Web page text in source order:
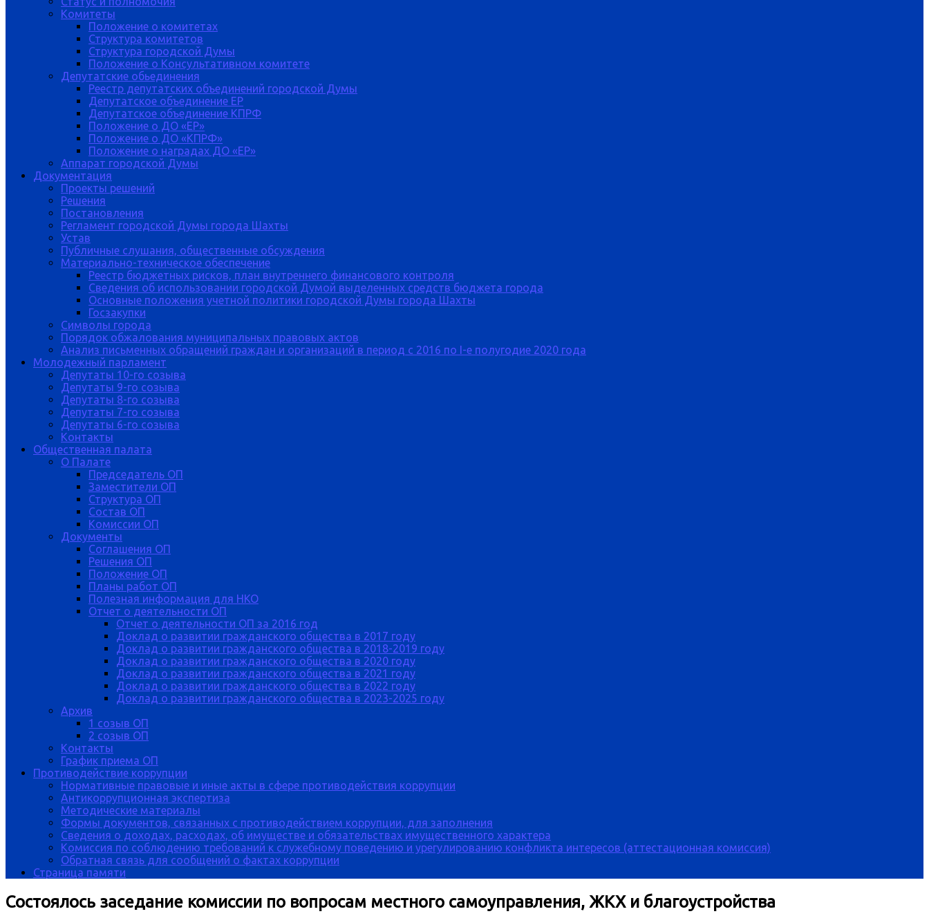
Комитеты
Положение о комитетах
Структура комитетов
Структура городской Думы
Положение о Консультативном комитете
Депутатские обьединения
Реестр депутатских объединений городской Думы
Депутатское объединение ЕР
Депутатское объединение КПРФ
Положение о ДО «ЕР»
Положение о ДО «КПРФ»
Положение о наградах ДО «ЕР»
Аппарат городской Думы
Документация
Проекты решений
Решения
Постановления
Регламент городской Думы города Шахты
Устав
Публичные слушания, общественные обсуждения
Материально-техническое обеспечение
Реестр бюджетных рисков, план внутреннего финансового контроля
Сведения об использовании городской Думой выделенных средств бюджета города
Основные положения учетной политики городской Думы города Шахты
Госзакупки
Символы города
Порядок обжалования муниципальных правовых актов
Анализ письменных обращений граждан и организаций в период с 2016 по I-е полугодие 2020 года
Молодежный парламент
Депутаты 10-го созыва
Депутаты 9-го созыва
Депутаты 8-го созыва
Депутаты 7-го созыва
Депутаты 6-го созыва
Контакты
Общественная палата
О Палате
Председатель ОП
Заместители ОП
Структура ОП
Состав ОП
Комиссии ОП
Документы
Соглашения ОП
Решения ОП
Положение ОП
Планы работ ОП
Полезная информация для НКО
Отчет о деятельности ОП
Отчет о деятельности ОП за 2016 год
Доклад о развитии гражданского общества в 2017 году
Доклад о развитии гражданского общества в 2018-2019 году
Доклад о развитии гражданского общества в 2020 году
Доклад о развитии гражданского общества в 2021 году
Доклад о развитии гражданского общества в 2022 году
Доклад о развитии гражданского общества в 2023-2025 году
Архив
1 созыв ОП
2 созыв ОП
Контакты
График приема ОП
Противодействие коррупции
Нормативные правовые и иные акты в сфере противодействия коррупции
Антикоррупционная экспертиза
Методические материалы
Формы документов, связанных с противодействием коррупции, для заполнения
Сведения о доходах, расходах, об имуществе и обязательствах имущественного характера
Комиссия по соблюдению требований к служебному поведению и урегулированию конфликта интересов (аттестационная комиссия)
Обратная связь для сообщений о фактах коррупции
Страница памяти
Состоялось заседание комиссии по вопросам местного самоуправления, ЖКХ и благоустройства